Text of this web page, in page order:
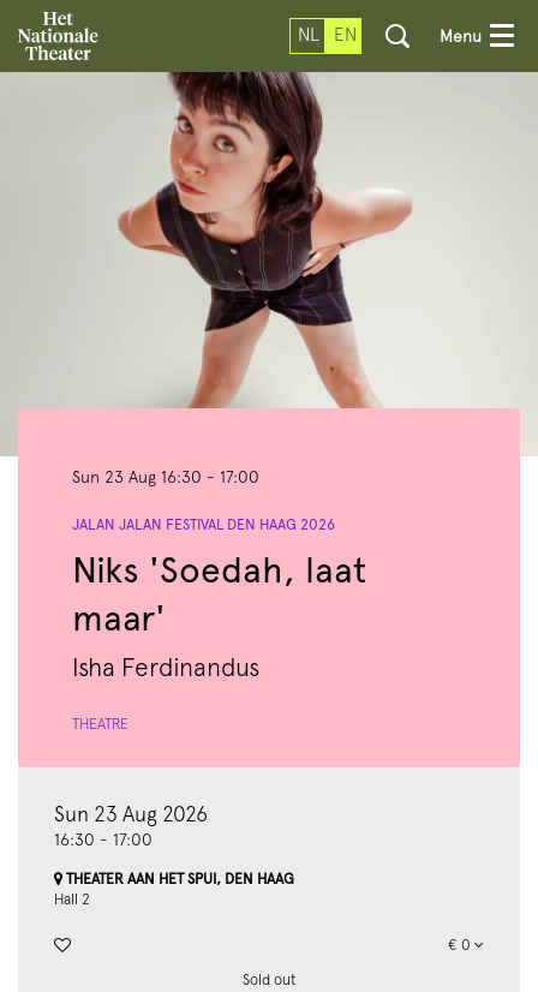
NL EN Menu
Niks 'Soedah, laat
maar'
Isha Ferdinandus
JALAN JALAN FESTIVAL DEN HAAG 2026
Sun 23 Aug 16:30 - 17:00
THEATRE
Sun 23 Aug 2026
16:30 - 17:00
THEATER AAN HET SPUI, DEN HAAG
Hall 2
€ 0
Sold out